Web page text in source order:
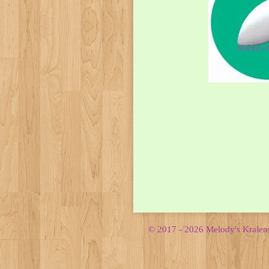
© 2017 - 2026 Melody's